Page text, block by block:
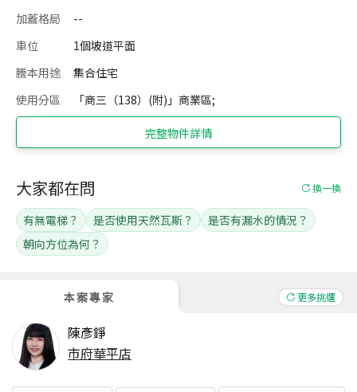
加蓋格局
--
車位
1個坡道平面
謄本用途
集合住宅
使用分區
「商三（138）(附)」商業區;
完整物件詳情
本案專家 更多挑選
陳彥錚
市府華平店
大家都在問 換一換
有無電梯？ 是否使用天然瓦斯？
是否有漏水的情況？
朝向方位為何？